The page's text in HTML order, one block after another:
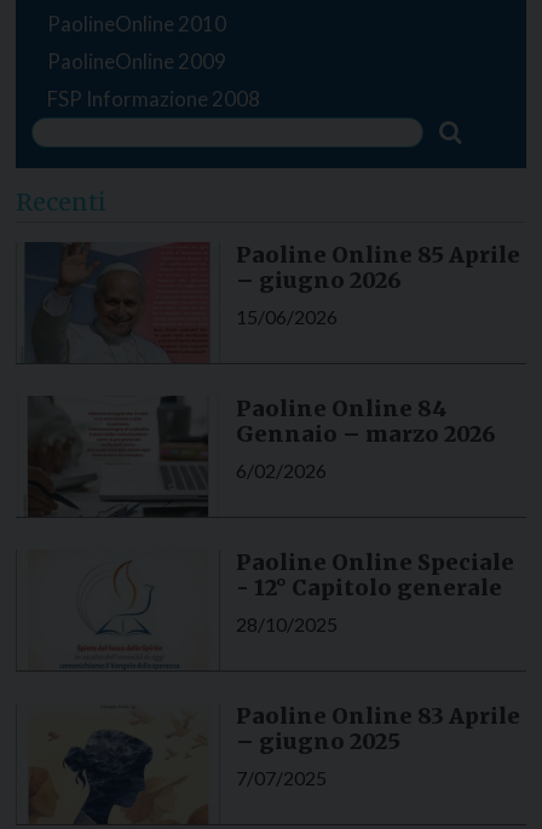
PaolineOnline 2010
PaolineOnline 2009
FSP Informazione 2008
Recenti
Paoline Online 85 Aprile
– giugno 2026
15/06/2026
Paoline Online 84
Gennaio – marzo 2026
6/02/2026
Paoline Online Speciale
- 12° Capitolo generale
28/10/2025
Paoline Online 83 Aprile
– giugno 2025
7/07/2025